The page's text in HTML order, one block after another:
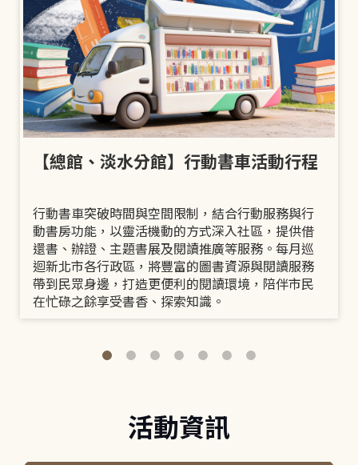
【總館、淡水分館】行動書車活動行程
行動書車突破時間與空間限制，結合行動服務與行
動書房功能，以靈活機動的方式深入社區，提供借
還書、辦證、主題書展及閱讀推廣等服務。每月巡
迴新北市各行政區，將豐富的圖書資源與閱讀服務
帶到民眾身邊，打造更便利的閱讀環境，陪伴市民
在忙碌之餘享受書香、探索知識。
活動資訊